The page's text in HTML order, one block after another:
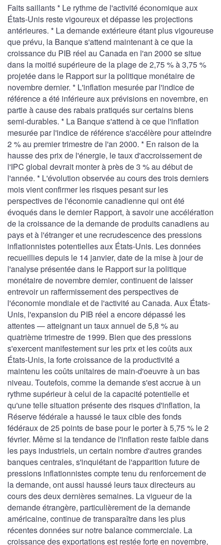
Faits saillants * Le rythme de l'activité économique aux
États-Unis reste vigoureux et dépasse les projections
antérieures. * La demande extérieure étant plus vigoureuse
que prévu, la Banque s'attend maintenant à ce que la
croissance du PIB réel au Canada en l'an 2000 se situe
dans la moitié supérieure de la plage de 2,75 % à 3,75 %
projetée dans le Rapport sur la politique monétaire de
novembre dernier. * L'inflation mesurée par l'indice de
référence a été inférieure aux prévisions en novembre, en
partie à cause des rabais pratiqués sur certains biens
semi-durables. * La Banque s'attend à ce que l'inflation
mesurée par l'indice de référence s'accélère pour atteindre
2 % au premier trimestre de l'an 2000. * En raison de la
hausse des prix de l'énergie, le taux d'accroissement de
l'IPC global devrait monter à près de 3 % au début de
l'année. * L'évolution observée au cours des trois derniers
mois vient confirmer les risques pesant sur les
perspectives de l'économie canadienne qui ont été
évoqués dans le dernier Rapport, à savoir une accélération
de la croissance de la demande de produits canadiens au
pays et à l'étranger et une recrudescence des pressions
inflationnistes potentielles aux États-Unis. Les données
recueillies depuis le 14 janvier, date de la mise à jour de
l'analyse présentée dans le Rapport sur la politique
monétaire de novembre dernier, continuent de laisser
entrevoir un raffermissement des perspectives de
l'économie mondiale et de l'activité au Canada. Aux États-
Unis, l'expansion du PIB réel a encore dépassé les
attentes — atteignant un taux annuel de 5,8 % au
quatrième trimestre de 1999. Bien que des pressions
s'exercent manifestement sur les prix et les coûts aux
États-Unis, la forte croissance de la productivité a
maintenu les coûts unitaires de main-d'oeuvre à un bas
niveau. Toutefois, comme la demande s'est accrue à un
rythme supérieur à celui de la capacité potentielle et
qu'une telle situation présente des risques d'inflation, la
Réserve fédérale a haussé le taux cible des fonds
fédéraux de 25 points de base pour le porter à 5,75 % le 2
février. Même si la tendance de l'inflation reste faible dans
les pays industriels, un certain nombre d'autres grandes
banques centrales, s'inquiétant de l'apparition future de
pressions inflationnistes compte tenu du renforcement de
la demande, ont aussi haussé leurs taux directeurs au
cours des deux dernières semaines. La vigueur de la
demande étrangère, particulièrement de la demande
américaine, continue de transparaître dans les plus
récentes données sur notre balance commerciale. La
croissance des exportations est restée forte en novembre,